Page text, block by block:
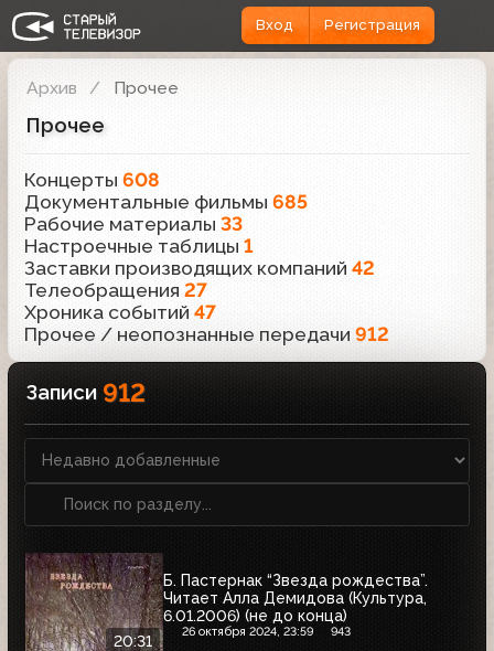
Вход Регистрация
Архив Прочее
Прочее
Концерты 608
Документальные фильмы 685
Рабочие материалы 33
Настроечные таблицы 1
Заставки производящих компаний 42
Телеобращения 27
Хроника событий 47
Прочее / неопознанные передачи 912
Записи 912
20:31
Б. Пастернак “Звезда рождества”.
Читает Алла Демидова (Культура,
6.01.2006) (не до конца)
26 октября 2024, 23:59 943